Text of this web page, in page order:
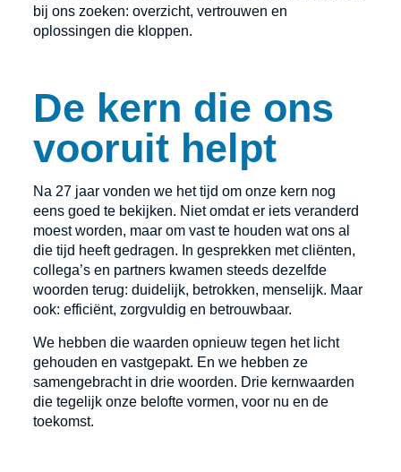
bij ons zoeken: overzicht, vertrouwen en
oplossingen die kloppen.
De kern die ons
vooruit helpt
Na 27 jaar vonden we het tijd om onze kern nog
eens goed te bekijken. Niet omdat er iets veranderd
moest worden, maar om vast te houden wat ons al
die tijd heeft gedragen. In gesprekken met cliënten,
collega’s en partners kwamen steeds dezelfde
woorden terug: duidelijk, betrokken, menselijk. Maar
ook: efficiënt, zorgvuldig en betrouwbaar.
We hebben die waarden opnieuw tegen het licht
gehouden en vastgepakt. En we hebben ze
samengebracht in drie woorden. Drie kernwaarden
die tegelijk onze belofte vormen, voor nu en de
toekomst.